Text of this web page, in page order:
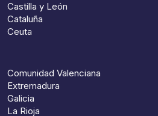
Castilla y León
Cataluña
Ceuta
Comunidad Valenciana
Extremadura
Galicia
La Rioja